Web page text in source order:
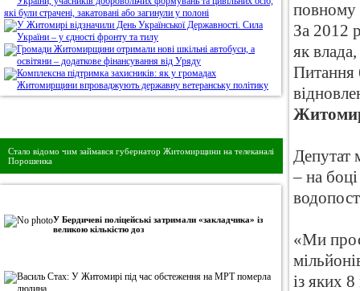
Стало відомо чим займався губернатор Житомирщини на телеканалі
Порошенка
У Бердичеві поліцейські затримали «закладчика» із
великою кількістю доз
повному
За 2012
як
Питання
Депутат
– на
«Ми
із яких